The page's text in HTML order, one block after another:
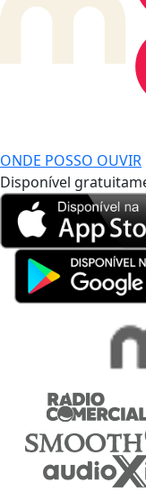
ONDE POSSO OUVIR
Disponível